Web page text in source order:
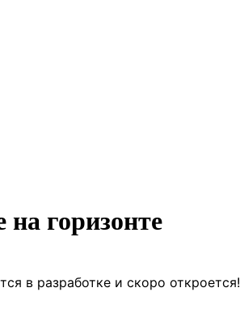
горизонте
в разработке и скоро откроется!